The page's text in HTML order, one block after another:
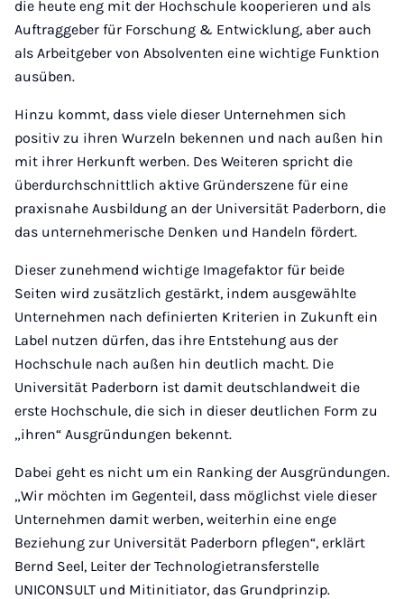
die heute eng mit der Hochschule kooperieren und als
Auftraggeber für Forschung & Entwicklung, aber auch
als Arbeitgeber von Absolventen eine wichtige Funktion
ausüben.
Hinzu kommt, dass viele dieser Unternehmen sich
positiv zu ihren Wurzeln bekennen und nach außen hin
mit ihrer Herkunft werben. Des Weiteren spricht die
überdurchschnittlich aktive Gründerszene für eine
praxisnahe Ausbildung an der Universität Paderborn, die
das unternehmerische Denken und Handeln fördert.
Dieser zunehmend wichtige Imagefaktor für beide
Seiten wird zusätzlich gestärkt, indem ausgewählte
Unternehmen nach definierten Kriterien in Zukunft ein
Label nutzen dürfen, das ihre Entstehung aus der
Hochschule nach außen hin deutlich macht. Die
Universität Paderborn ist damit deutschlandweit die
erste Hochschule, die sich in dieser deutlichen Form zu
„ihren“ Ausgründungen bekennt.
Dabei geht es nicht um ein Ranking der Ausgründungen.
„Wir möchten im Gegenteil, dass möglichst viele dieser
Unternehmen damit werben, weiterhin eine enge
Beziehung zur Universität Paderborn pflegen“, erklärt
Bernd Seel, Leiter der Technologietransferstelle
UNICONSULT und Mitinitiator, das Grundprinzip.